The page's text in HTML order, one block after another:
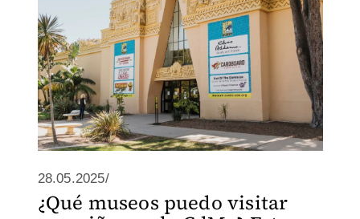
28.05.2025/
¿Qué museos puedo visitar